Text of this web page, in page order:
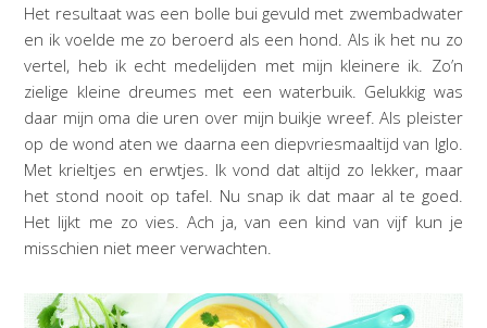
Het resultaat was een bolle bui gevuld met zwembadwater
en ik voelde me zo beroerd als een hond. Als ik het nu zo
vertel, heb ik echt medelijden met mijn kleinere ik. Zo’n
zielige kleine dreumes met een waterbuik. Gelukkig was
daar mijn oma die uren over mijn buikje wreef. Als pleister
op de wond aten we daarna een diepvriesmaaltijd van Iglo.
Met krieltjes en erwtjes. Ik vond dat altijd zo lekker, maar
het stond nooit op tafel. Nu snap ik dat maar al te goed.
Het lijkt me zo vies. Ach ja, van een kind van vijf kun je
misschien niet meer verwachten.